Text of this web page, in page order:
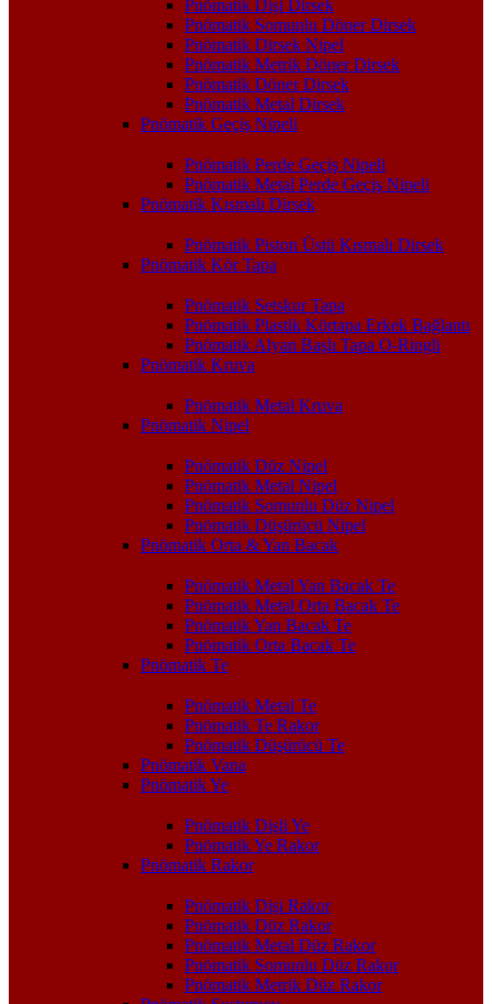
Pnömatik Dişi Dirsek
Pnömatik Somunlu Döner Dirsek
Pnömatik Dirsek Nipel
Pnömatik Metrik Döner Dirsek
Pnömatik Döner Dirsek
Pnömatik Metal Dirsek
Pnömatik Geçiş Nipeli
Pnömatik Perde Geçiş Nipeli
Pnömatik Metal Perde Geçiş Nipeli
Pnömatik Kısmalı Dirsek
Pnömatik Piston Üstü Kısmalı Dirsek
Pnömatik Kör Tapa
Pnömatik Setskur Tapa
Pnömatik Plastik Körtapa Erkek Bağlantı
Pnömatik Alyan Başlı Tapa O-Ringli
Pnömatik Kruva
Pnömatik Metal Kruva
Pnömatik Nipel
Pnömatik Düz Nipel
Pnömatik Metal Nipel
Pnömatik Somunlu Düz Nipel
Pnömatik Düşürücü Nipel
Pnömatik Orta & Yan Bacak
Pnömatik Metal Yan Bacak Te
Pnömatik Metal Orta Bacak Te
Pnömatik Yan Bacak Te
Pnömatik Orta Bacak Te
Pnömatik Te
Pnömatik Metal Te
Pnömatik Te Rakor
Pnömatik Düşürücü Te
Pnömatik Vana
Pnömatik Ye
Pnömatik Dişli Ye
Pnömatik Ye Rakor
Pnömatik Rakor
Pnömatik Dişi Rakor
Pnömatik Düz Rakor
Pnömatik Metal Düz Rakor
Pnömatik Somunlu Düz Rakor
Pnömatik Metrik Düz Rakor